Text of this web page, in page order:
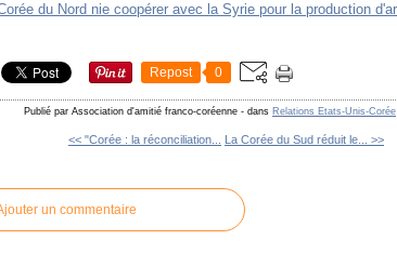
Repost 0
Publié par Association d'amitié franco-coréenne - dans Relations Etats-Unis-Corée
<< "Corée : la réconciliation... La Corée du Sud réduit le... >>
un commentaire